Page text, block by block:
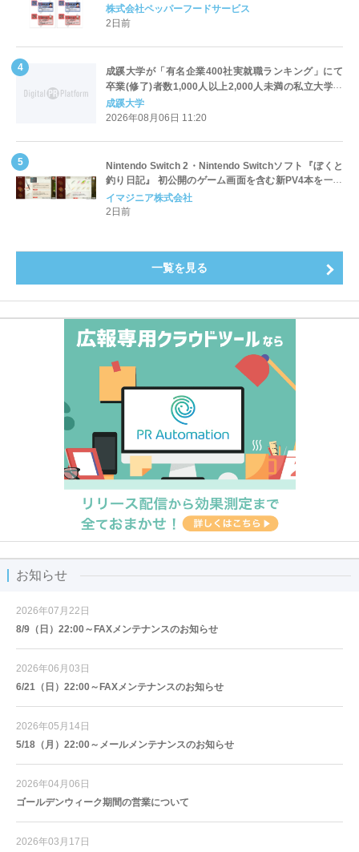
対応についてのご案内
株式会社ペッパーフードサービス
2日前
成蹊大学が「有名企業400社実就職ランキング」にて
卒業(修了)者数1,000人以上2,000人未満の私立大学で
全国第1位を獲得！～実就職率は26.5%（前年比＋
4.3pt）に伸長、東京の私立大学でも10位にランクイン
成蹊大学
2026年08月06日 11:20
Nintendo Switch 2・Nintendo Switchソフト『ぼくと
釣り日記』 初公開のゲーム画面を含む新PV4本を一挙
公開！
イマジニア株式会社
2日前
一覧を見る
お知らせ
2026年07月22日
8/9（日）22:00～FAXメンテナンスのお知らせ
2026年06月03日
6/21（日）22:00～FAXメンテナンスのお知らせ
2026年05月14日
5/18（月）22:00～メールメンテナンスのお知らせ
2026年04月06日
ゴールデンウィーク期間の営業について
2026年03月17日